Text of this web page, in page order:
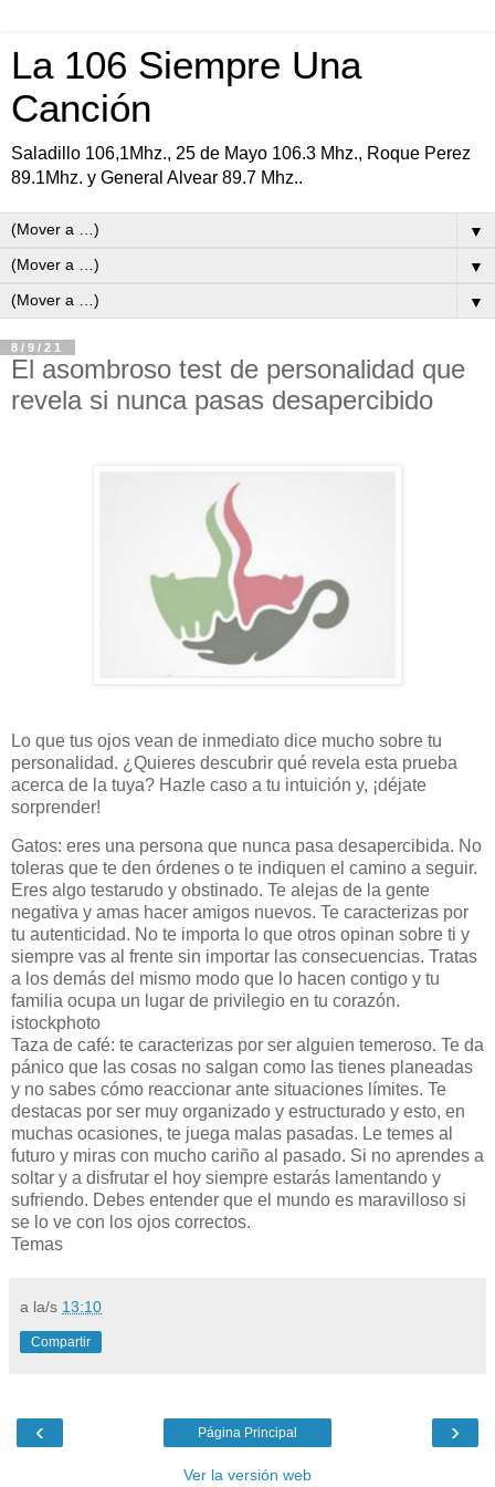
La 106 Siempre Una
Canción
Saladillo 106,1Mhz., 25 de Mayo 106.3 Mhz., Roque Perez
89.1Mhz. y General Alvear 89.7 Mhz..
▼
▼
▼
8/9/21
El asombroso test de personalidad que
revela si nunca pasas desapercibido
Lo que tus ojos vean de inmediato dice mucho sobre tu
personalidad. ¿Quieres descubrir qué revela esta prueba
acerca de la tuya? Hazle caso a tu intuición y, ¡déjate
sorprender!
Gatos: eres una persona que nunca pasa desapercibida. No
toleras que te den órdenes o te indiquen el camino a seguir.
Eres algo testarudo y obstinado. Te alejas de la gente
negativa y amas hacer amigos nuevos. Te caracterizas por
tu autenticidad. No te importa lo que otros opinan sobre ti y
siempre vas al frente sin importar las consecuencias. Tratas
a los demás del mismo modo que lo hacen contigo y tu
familia ocupa un lugar de privilegio en tu corazón.
istockphoto
Taza de café: te caracterizas por ser alguien temeroso. Te da
pánico que las cosas no salgan como las tienes planeadas
y no sabes cómo reaccionar ante situaciones límites. Te
destacas por ser muy organizado y estructurado y esto, en
muchas ocasiones, te juega malas pasadas. Le temes al
futuro y miras con mucho cariño al pasado. Si no aprendes a
soltar y a disfrutar el hoy siempre estarás lamentando y
sufriendo. Debes entender que el mundo es maravilloso si
se lo ve con los ojos correctos.
Temas
a la/s 13:10
Compartir
‹ ›
Página Principal
Ver la versión web